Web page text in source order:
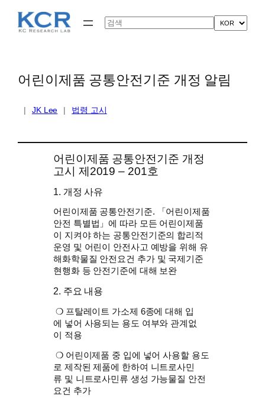
Search
어린이제품 공통안전기준 개정 알림
| JK Lee | 법령 고시
어린이제품 공통안전기준 개정
고시 제2019 – 201호
1. 개정 사유
어린이제품 공통안전기준. 「어린이제품
안전 특별법」에 따라 모든 어린이제품
이 지켜야 하는 공통안전기준의 합리적
운영 및 어린이 안전사고 예방을 위해 유
해화학물질 안전요건 추가 및 국제기준
현행화 등 안전기준에 대해 보완
2. 주요 내용
❍ 프탈레이트 가소제 6종에 대해 입
에 넣어 사용되는 용도 여부와 관계없
이 적용
❍ 어린이제품 중 입에 넣어 사용할 용도
로 제작된 제품에 한하여 니트로사민
류 및 니트로사민류 생성 가능물질 안전
요건 추가